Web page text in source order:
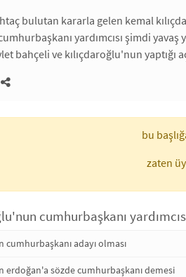
bulutan kararla gelen kemal
yardımcısı şimdi
bahçeli ve kılıçdaroğlu'nun
bu
zaten
cumhurbaşkanı
cumhurbaşkanı adayı olması
erdoğan'a sözde cumhurbaşkanı demesi